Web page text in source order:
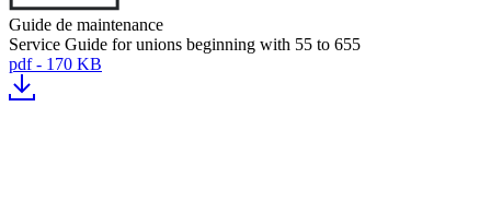
Guide de maintenance
Service Guide for unions beginning with 55 to 655
pdf - 170 KB